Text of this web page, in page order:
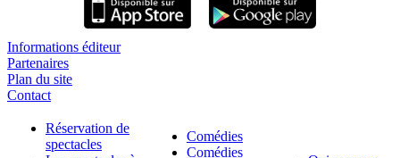
Informations éditeur
Partenaires
Plan du site
Contact
Réservation de
spectacles
Comédies
Comédies